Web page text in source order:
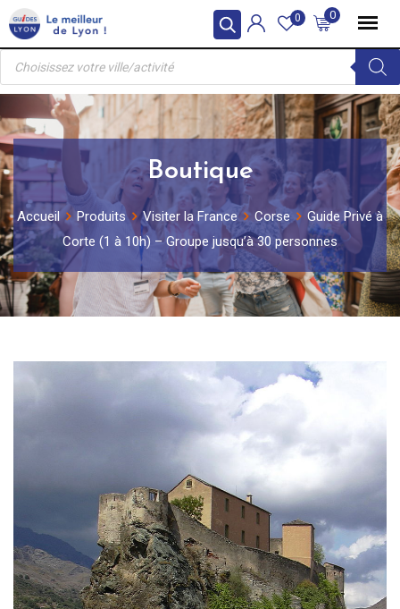
Skip
to
content
0
0
Recherche
produits
Boutique
Accueil Produits Visiter la France Corse
Guide Privé à
Corte (1 à 10h) – Groupe jusqu’à 30 personnes